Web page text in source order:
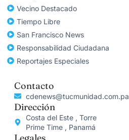
Vecino Destacado
Tiempo Libre
San Francisco News
Responsabilidad Ciudadana
Reportajes Especiales
Contacto
cdenews@tucmunidad.com.pa
Dirección
Costa del Este , Torre
Prime Time , Panamá
Legales